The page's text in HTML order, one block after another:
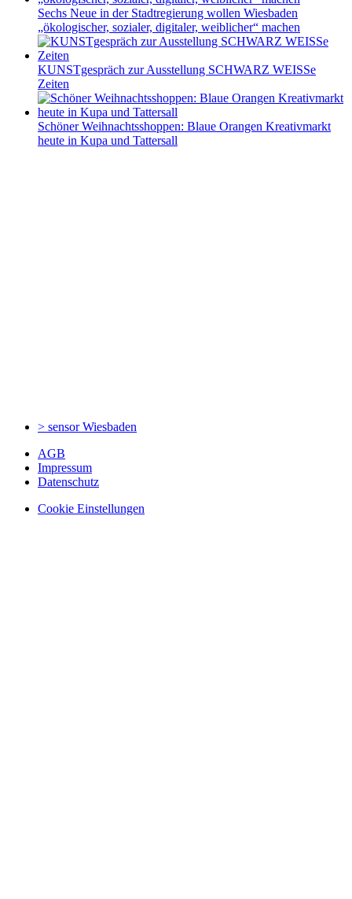
Sechs Neue in der Stadtregierung wollen Wiesbaden
„ökologischer, sozialer, digitaler, weiblicher“ machen
KUNSTgespräch zur Ausstellung SCHWARZ WEISSe
Zeiten
Schöner Weihnachtsshoppen: Blaue Orangen Kreativmarkt
heute in Kupa und Tattersall
> sensorWiesbaden
AGB
Impressum
Datenschutz
Cookie Einstellungen